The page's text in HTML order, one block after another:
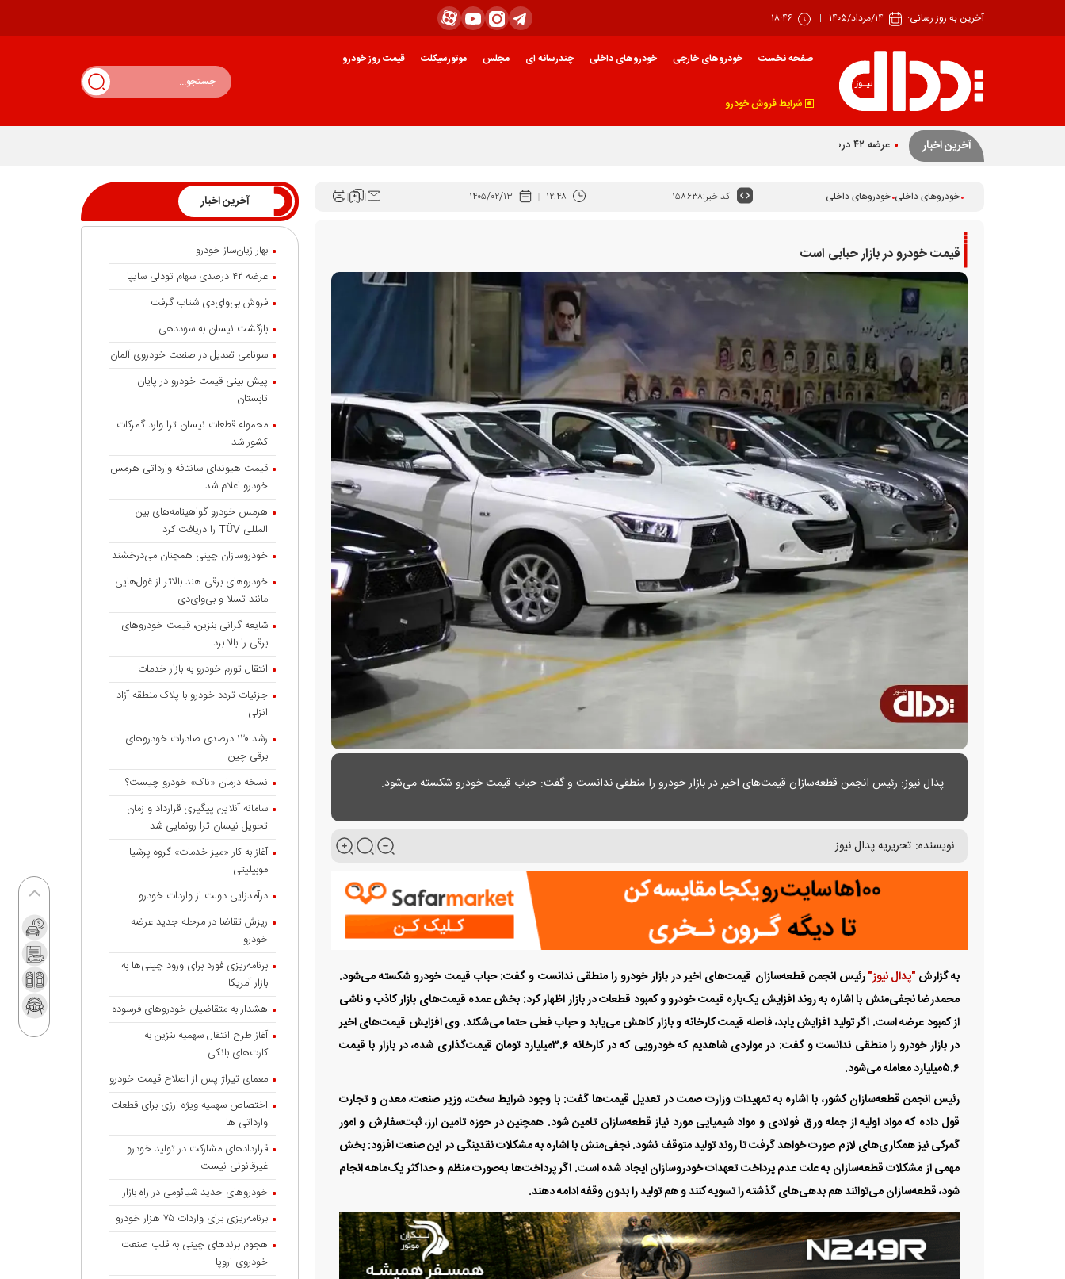
آخرین به روز رسانی: ۱۴/مرداد/۱۴۰۵ ۱۸:۴۶
صفحه نخست خودروهای خارجی خودروهای داخلی چندرسانه ای مجلس موتورسیکلت قیمت روز خودرو
شرایط فروش خودرو
آخرین اخبار عرضه ۴۲ درصدی سهام تودلی سایپا
خودروهای داخلی خودروهای داخلی کد خبر:۱۵۸۶۳۸ ۱۲:۴۸ ۱۴۰۵/۰۲/۱۳
قیمت خودرو در بازار حبابی است
پدال نیوز: رئیس انجمن قطعه‌سازان قیمت‌های اخیر در بازار خودرو را منطقی ندانست و گفت: حباب قیمت خودرو شکسته می‌شود.
نویسنده: تحریریه پدال نیوز
به گزارش"پدال نیوز"رئیس انجمن قطعه‌سازان قیمت‌های اخیر در بازار خودرو را منطقی ندانست و گفت: حباب قیمت خودرو شکسته می‌شود.
محمدرضا نجفی‌منش با اشاره به روند افزایش یک‌باره قیمت خودرو و کمبود قطعات در بازار اظهار کرد: بخش عمده قیمت‌های بازار کاذب و ناشی
از کمبود عرضه است. اگر تولید افزایش یابد، فاصله قیمت کارخانه و بازار کاهش می‌یابد و حباب فعلی حتما می‌شکند. وی افزایش قیمت‌های اخیر
در بازار خودرو را منطقی ندانست و گفت: در مواردی شاهدیم که خودرویی که در کارخانه ۳.۶‌میلیارد تومان قیمت‌گذاری شده، در بازار با قیمت
۵.۶‌میلیارد معامله می‌شود.
رئیس انجمن قطعه‌سازان کشور، با اشاره به تمهیدات وزارت صمت در تعدیل قیمت‌ها گفت: با وجود شرایط سخت، وزیر صنعت، معدن و تجارت
قول داده که مواد اولیه از جمله ورق فولادی و مواد شیمیایی مورد نیاز قطعه‌سازان تامین شود. همچنین در حوزه تامین ارز، ثبت‌سفارش و امور
گمرکی نیز همکاری‌های لازم صورت خواهد گرفت تا روند تولید متوقف نشود. نجفی‌منش با اشاره به مشکلات نقدینگی در این صنعت افزود: بخش
مهمی از مشکلات قطعه‌سازان به علت عدم پرداخت تعهدات خودروسازان ایجاد شده است. اگر پرداخت‌ها به‌صورت منظم و حداکثر یک‌ماهه انجام
شود، قطعه‌سازان می‌توانند هم بدهی‌های گذشته را تسویه کنند و هم تولید را بدون وقفه ادامه دهند.
آخرین اخبار
بهار زیان‌ساز خودرو
عرضه ۴۲ درصدی سهام تودلی سایپا
فروش بی‌وای‌دی شتاب گرفت
بازگشت نیسان به سوددهی
سونامی تعدیل در صنعت خودروی آلمان
پیش بینی قیمت خودرو در پایان
تابستان
محموله قطعات نیسان ترا وارد گمرکات
کشور شد
قیمت هیوندای سانتافه وارداتی هرمس
خودرو اعلام شد
هرمس خودرو گواهینامه‌های بین
المللی TÜV را دریافت کرد
خودروسازان چینی همچنان می‌درخشند
خودروهای برقی هند بالاتر از غول‌هایی
مانند تسلا و بی‌وای‌دی
شایعه گرانی بنزین، قیمت خودروهای
برقی را بالا برد
انتقال تورم خودرو به بازار خدمات
جزئیات تردد خودرو با پلاک منطقه آزاد
انزلی
رشد ۱۲۰ درصدی صادرات خودروهای
برقی چین
نسخه درمان «ناک» خودرو چیست؟
سامانه آنلاین پیگیری قرارداد‌ و زمان
تحویل نیسان ترا رونمایی شد
آغاز به کار «میز خدمات» گروه پرشیا
موبیلیتی
درآمدزایی دولت از واردات خودرو
ریزش تقاضا در مرحله جدید عرضه
خودرو
برنامه‌ریزی فورد برای ورود چینی‌ها به
بازار آمریکا
هشدار به متقاضیان خودروهای فرسوده
آغاز طرح انتقال سهمیه بنزین به
کارت‌های بانکی
معمای تیراژ پس از اصلاح قیمت خودرو
اختصاص سهمیه ویژه ارزی برای قطعات
وارداتی ها
قراردادهای مشارکت در تولید خودرو
غیرقانونی نیست
خودروهای جدید شیائومی در راه بازار
برنامه‌ریزی برای واردات ۷۵ هزار خودرو
هجوم برندهای چینی به قلب صنعت
خودروی اروپا